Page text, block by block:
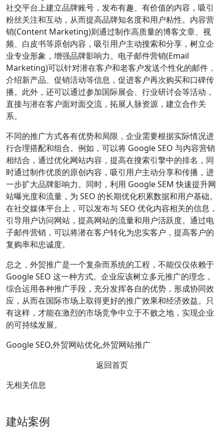
社交平台上建立品牌账号，发布有趣、有价值的内容，吸引
粉丝关注和互动，从而提高品牌知名度和用户粘性。内容营
销(Content Marketing)则通过制作高质量的博客文章、视
频、白皮书等原创内容，吸引用户主动搜索和分享，树立企
业专业形象，增强品牌影响力。电子邮件营销(Email
Marketing)可以针对潜在客户和老客户发送个性化的邮件，
介绍新产品、促销活动等信息，促进客户再次购买和口碑传
播。此外，还可以通过参加国际展会、行业研讨会等活动，
直接与潜在客户面对面交流，拓展人脉资源，建立合作关
系。
不同的推广方式各有优势和局限，企业需要根据实际情况进
行合理搭配和组合。例如，可以将 Google SEO 与内容营销
相结合，通过优化网站内容，提高在搜索引擎中的排名，同
时通过制作优质的原创内容，吸引用户主动分享和传播，进
一步扩大品牌影响力。同时，利用 Google SEM 快速提升网
站曝光度和流量，为 SEO 的长期优化积累数据和用户基础。
在社交媒体平台上，可以发布与 SEO 优化内容相关的信息，
引导用户访问网站，提高网站的流量和用户活跃度。通过电
子邮件营销，可以将潜在客户转化为忠实客户，提高客户的
复购率和忠诚度。
总之，外贸推广是一个复杂而系统的工程，不能仅仅依赖于
Google SEO 这一种方式。企业应该树立多元推广的理念，
综合运用各种推广手段，充分发挥各自的优势，形成协同效
应，从而在国际市场上取得更好的推广效果和经济效益。只
有这样，才能在激烈的市场竞争中立于不败之地，实现企业
的可持续发展。
Google SEO,外贸网站优化,外贸网站推广
返回首页
无相关信息
建站案例